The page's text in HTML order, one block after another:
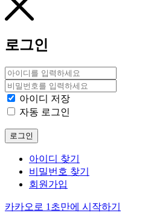
로그인
아이디 저장
자동 로그인
로그인
아이디 찾기
비밀번호 찾기
회원가입
카카오로 1초만에 시작하기